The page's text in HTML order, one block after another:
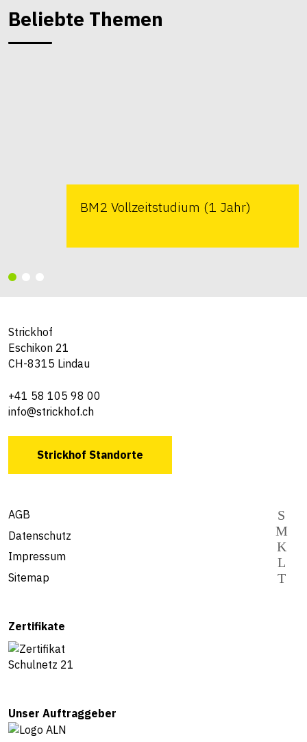
Beliebte Themen
BM2 Vollzeitstudium (1 Jahr)
Strickhof
Eschikon 21
CH-8315 Lindau
+41 58 105 98 00
info@strickhof.ch
Strickhof Standorte
AGB
Datenschutz
Impressum
Sitemap
Zertifikate
Unser Auftraggeber